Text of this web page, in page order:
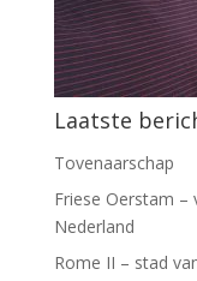
Laatste
Tovenaarschap
Friese Oerstam –
Nederland
Rome II – stad